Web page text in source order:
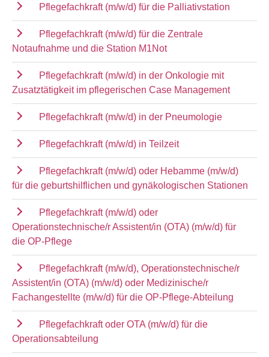
Pflegefachkraft (m/w/d) für die Palliativstation
Pflegefachkraft (m/w/d) für die Zentrale
Notaufnahme und die Station M1Not
Pflegefachkraft (m/w/d) in der Onkologie mit
Zusatztätigkeit im pflegerischen Case Management
Pflegefachkraft (m/w/d) in der Pneumologie
Pflegefachkraft (m/w/d) in Teilzeit
Pflegefachkraft (m/w/d) oder Hebamme (m/w/d)
für die geburtshilflichen und gynäkologischen Stationen
Pflegefachkraft (m/w/d) oder
Operationstechnische/r Assistent/in (OTA) (m/w/d) für
die OP-Pflege
Pflegefachkraft (m/w/d), Operationstechnische/r
Assistent/in (OTA) (m/w/d) oder Medizinische/r
Fachangestellte (m/w/d) für die OP-Pflege-Abteilung
Pflegefachkraft oder OTA (m/w/d) für die
Operationsabteilung